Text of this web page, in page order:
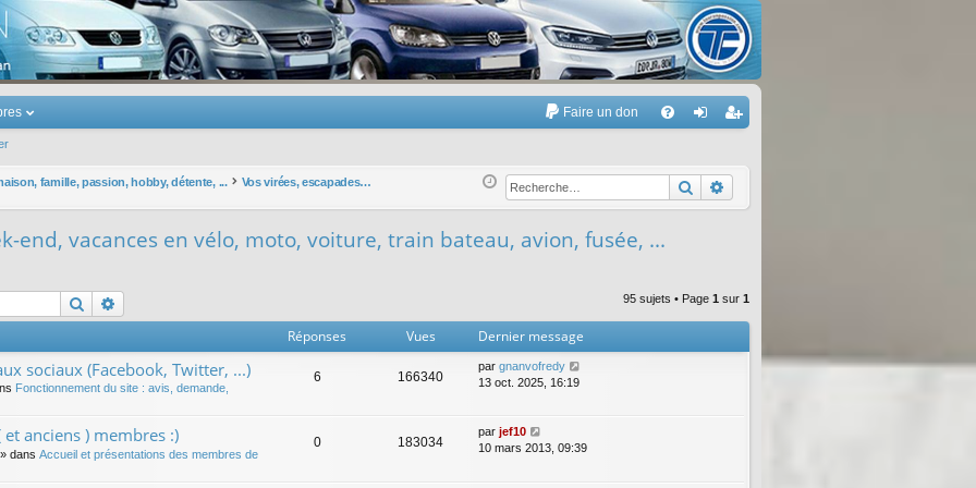
Touran
Faire un don
Q ne
xi
nr
eg
r
famille, passion, hobby, détente, ... Vos virées, escapades, week-end, vacances en vélo, moto, voiture, train bateau, avion, fusée, ... Rechercher
end, vacances en vélo, moto, voiture, train bateau, avion, fusée, ...
Rechercher 95 sujets • Page 1 sur 1
Réponses Vues Dernier message
sociaux (Facebook, Twitter, ...)
Fonctionnement du site : avis, demande,
6 166340
par gnanvofredy
13 oct. 2025, 16:19
anciens ) membres :)
» dans Accueil et présentations des membres de
0 183034
par jef10
10 mars 2013, 09:39